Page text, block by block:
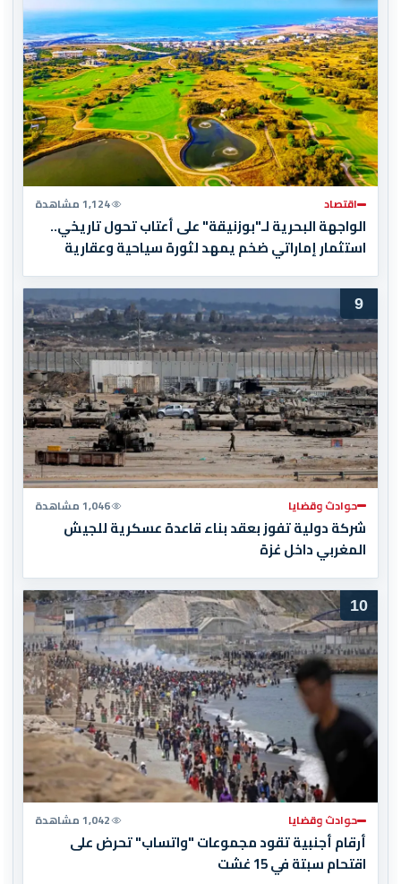
اقتصاد 1,124 مشاهدة
الواجهة البحرية لـ"بوزنيقة" على أعتاب تحول تاريخي..
استثمار إماراتي ضخم يمهد لثورة سياحية وعقارية
9
حوادث وقضايا 1,046 مشاهدة
شركة دولية تفوز بعقد بناء قاعدة عسكرية للجيش
المغربي داخل غزة
10
حوادث وقضايا 1,042 مشاهدة
أرقام أجنبية تقود مجموعات "واتساب" تحرض على
اقتحام سبتة في 15 غشت